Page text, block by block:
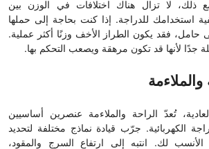
ذلك، لا تزال هناك اختلافات في الوزن بين
استخدامك للدراجة. إذا كنت بحاجة إلى حملها
حامل، فقد يكون الطراز الأخف وزنًا أكثر عملية.
جدًا لأنها قد تكون مرهقة ويصعب التحكم بها.
والملاءمة
تُعدّ الراحة والملاءمة عنصرين أساسيين
الكهربائية. جرّب قيادة نماذج مختلفة لتحديد
لك. انتبه إلى ارتفاع السرج والمقود،